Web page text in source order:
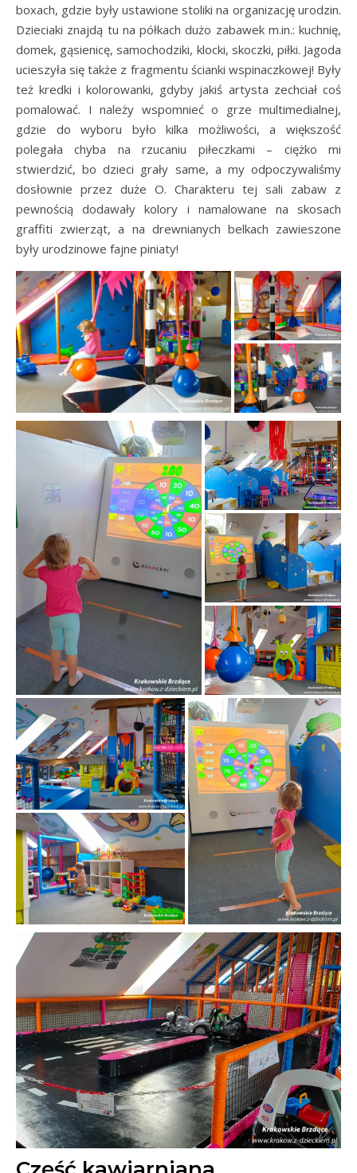
boxach, gdzie były ustawione stoliki na organizację urodzin.
Dzieciaki znajdą tu na półkach dużo zabawek m.in.: kuchnię,
domek, gąsienicę, samochodziki, klocki, skoczki, piłki. Jagoda
ucieszyła się także z fragmentu ścianki wspinaczkowej! Były
też kredki i kolorowanki, gdyby jakiś artysta zechciał coś
pomalować. I należy wspomnieć o grze multimedialnej,
gdzie do wyboru było kilka możliwości, a większość
polegała chyba na rzucaniu piłeczkami – ciężko mi
stwierdzić, bo dzieci grały same, a my odpoczywaliśmy
dosłownie przez duże O. Charakteru tej sali zabaw z
pewnością dodawały kolory i namalowane na skosach
graffiti zwierząt, a na drewnianych belkach zawieszone
były urodzinowe fajne piniaty!